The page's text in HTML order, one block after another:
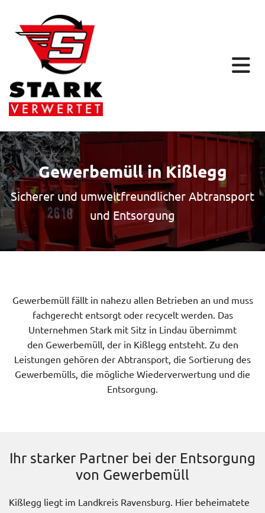
Gewerbemüll in Kißlegg
Sicherer und umweltfreundlicher Abtransport
und Entsorgung
Gewerbemüll fällt in nahezu allen Betrieben an und muss
fachgerecht entsorgt oder recycelt werden. Das
Unternehmen Stark mit Sitz in Lindau übernimmt
den Gewerbemüll, der in Kißlegg entsteht. Zu den
Leistungen gehören der Abtransport, die Sortierung des
Gewerbemülls, die mögliche Wiederverwertung und die
Entsorgung.
Ihr starker Partner bei der Entsorgung
von Gewerbemüll
Kißlegg liegt im Landkreis Ravensburg. Hier beheimatete